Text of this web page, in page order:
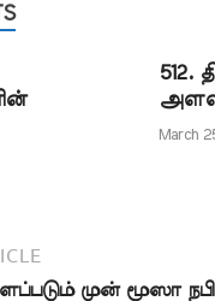
நயவஞ்சகர்கள்
குறித்த
ஜூதி மலை
512.
March
முன் மூஸா